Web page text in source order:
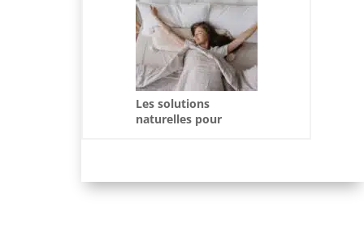
Les solutions
naturelles pour